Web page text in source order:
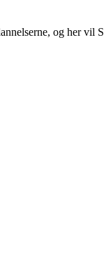
og her vil